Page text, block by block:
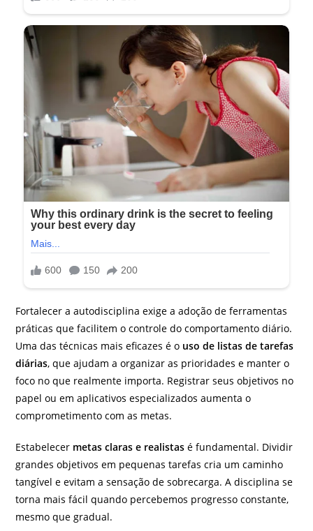
Fortalecer a autodisciplina exige a adoção de ferramentas
práticas que facilitem o controle do comportamento diário.
Uma das técnicas mais eficazes é o uso de listas de tarefas
diárias, que ajudam a organizar as prioridades e manter o
foco no que realmente importa. Registrar seus objetivos no
papel ou em aplicativos especializados aumenta o
comprometimento com as metas.
Estabelecer metas claras e realistas é fundamental. Dividir
grandes objetivos em pequenas tarefas cria um caminho
tangível e evitam a sensação de sobrecarga. A disciplina se
torna mais fácil quando percebemos progresso constante,
mesmo que gradual.